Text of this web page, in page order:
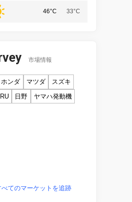
46°C 33°C
市場情報
ホンダ マツダ
スズキ
日野 ヤマハ発動機
てのマーケットを追跡